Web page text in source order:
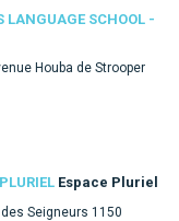
LANGUAGE SCHOOL -
Houba de Strooper
Espace Pluriel
Seigneurs 1150